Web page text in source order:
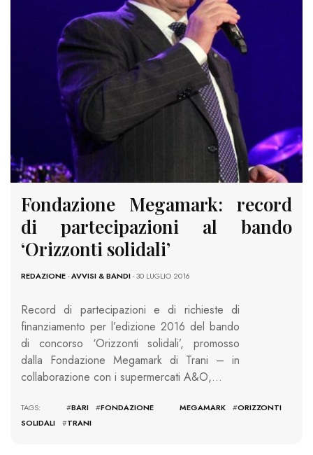
Fondazione Megamark: record
di partecipazioni al bando
‘Orizzonti solidali’
REDAZIONE-AVVISI & BANDI- 30 LUGLIO 2016
Record di partecipazioni e di richieste di
finanziamento per l’edizione 2016 del bando
di concorso ‘Orizzonti solidali’, promosso
dalla Fondazione Megamark di Trani – in
collaborazione con i supermercati A&O,…
TAGS: #BARI #FONDAZIONE MEGAMARK #ORIZZONTI
SOLIDALI
#TRANI